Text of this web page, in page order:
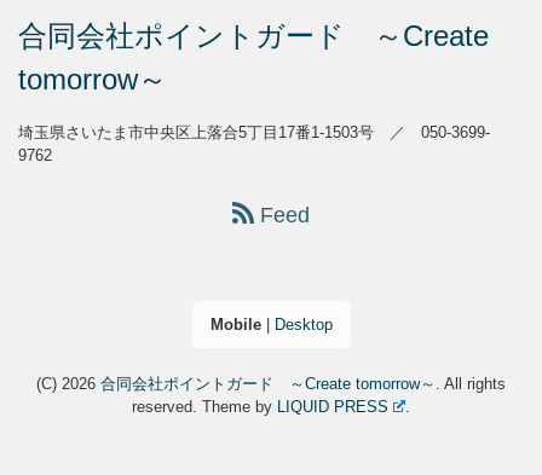
合同会社ポイントガード ～Create
tomorrow～
埼玉県さいたま市中央区上落合5丁目17番1-1503号 ／ 050-3699-
9762
Feed
Mobile| Desktop
(C) 2026 合同会社ポイントガード ～Create tomorrow～ . All rights
reserved.Theme by LIQUID PRESS .